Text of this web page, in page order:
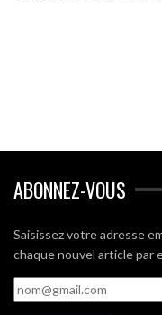
ABONNEZ-VOUS
Saisissez votre adresse
chaque nouvel article par
nom@gmail.com